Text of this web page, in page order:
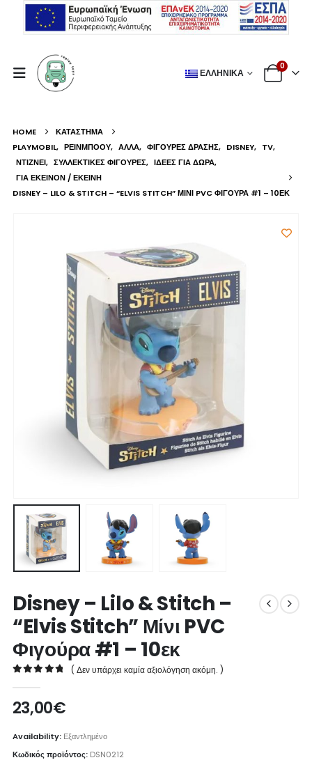
ΕΛΛΗΝΙΚΆ
0
HOME
ΚΑΤΆΣΤΗΜΑ
PLAYMOBIL, ΡΕΙΝΜΠΟΟΥ, ΆΛΛΑ, ΦΙΓΟΎΡΕΣ ΔΡΆΣΗΣ, DISNEY, TV,
ΝΤΙΖΝΕΙ, ΣΥΛΛΕΚΤΙΚΈΣ ΦΙΓΟΎΡΕΣ, ΙΔΈΕΣ ΓΙΑ ΔΏΡΑ,
ΓΙΑ ΕΚΕΊΝΟΝ / ΕΚΕΊΝΗ
DISNEY – LILO & STITCH – “ELVIS STITCH” ΜΊΝΙ PVC ΦΙΓΟΎΡΑ #1 – 10ΕΚ
Disney – Lilo & Stitch –
“Elvis Stitch” Μίνι PVC
Φιγούρα #1 – 10εκ
( Δεν υπάρχει καμία αξιολόγηση ακόμη. )
23,00€
Availability: Εξαντλημένο
Κωδικός προϊόντος: DSN0212